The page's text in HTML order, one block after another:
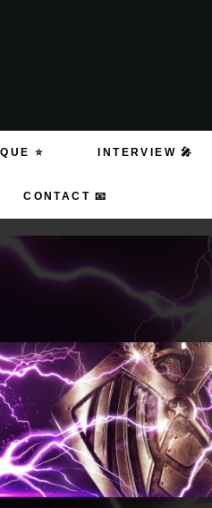
⭐ INTERVIEW 🎤
CONTACT 📧